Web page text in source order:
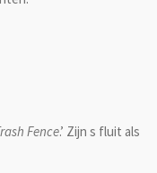
Fence.’ Zijn s fluit als